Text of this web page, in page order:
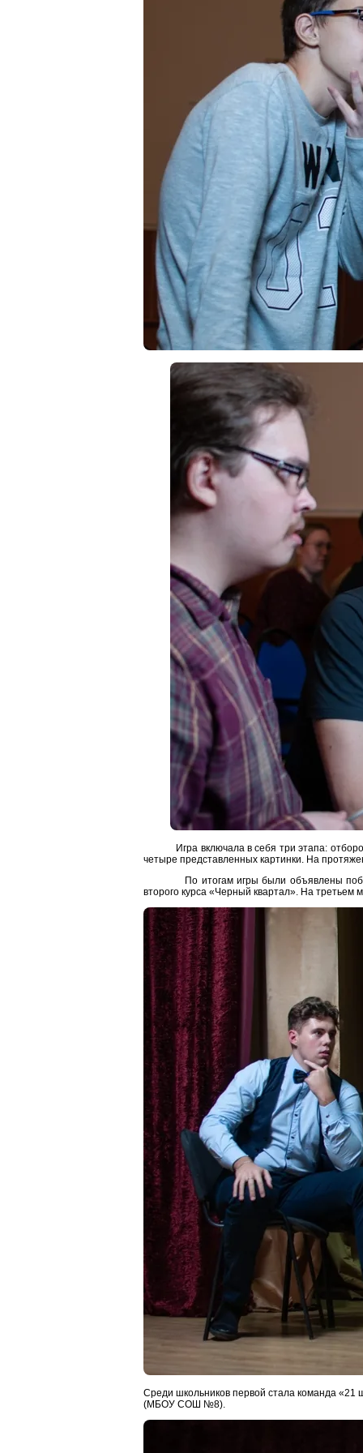
Игра включала в себя три этапа:
четыре представленных картинки. На
По итогам игры были объявлены
второго курса «Черный квартал». На третьем
Среди школьников первой стала команда
(МБОУ СОШ №8).